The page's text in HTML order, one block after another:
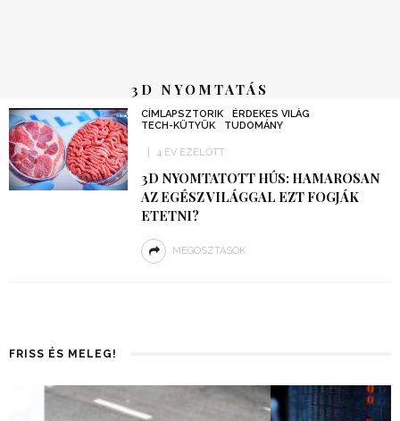
3D NYOMTATÁS
CÍMLAPSZTORIK
ÉRDEKES VILÁG
TECH-KÜTYÜK
TUDOMÁNY
4 ÉV EZELŐTT
3D NYOMTATOTT HÚS: HAMAROSAN
AZ EGÉSZ VILÁGGAL EZT FOGJÁK
ETETNI?
MEGOSZTÁSOK
FRISS ÉS MELEG!